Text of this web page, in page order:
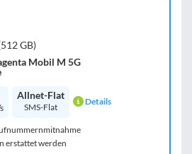
GB)
Mobil M 5G
Allnet-Flat
SMS-Flat Details
erstattet werden